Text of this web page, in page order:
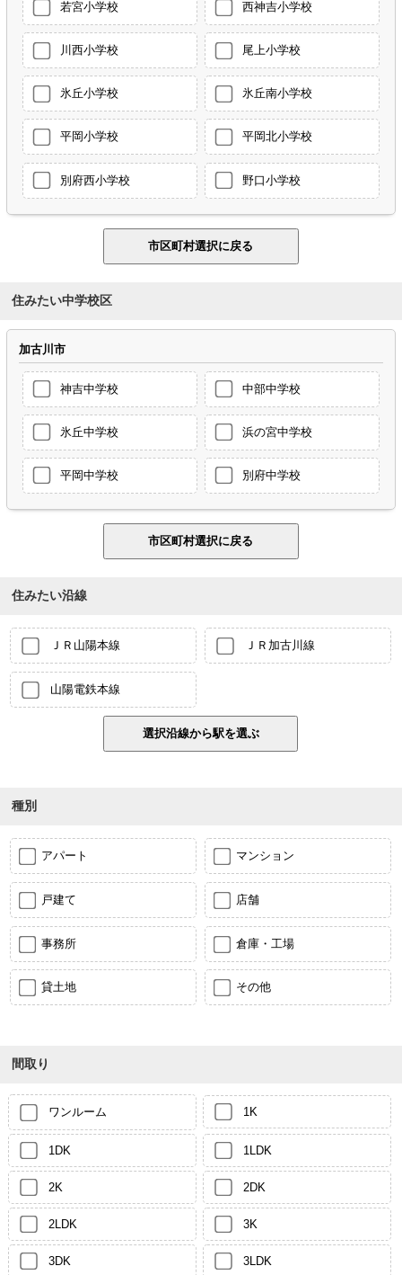
若宮小学校 西神吉小学校
川西小学校 尾上小学校
氷丘小学校 氷丘南小学校
平岡小学校 平岡北小学校
別府西小学校 野口小学校
住みたい中学校区
加古川市
神吉中学校 中部中学校
氷丘中学校 浜の宮中学校
平岡中学校 別府中学校
住みたい沿線
ＪＲ山陽本線 ＪＲ加古川線
山陽電鉄本線
種別
アパート マンション
戸建て 店舗
事務所 倉庫・工場
貸土地 その他
間取り
ワンルーム 1K
1DK 1LDK
2K 2DK
2LDK 3K
3DK 3LDK